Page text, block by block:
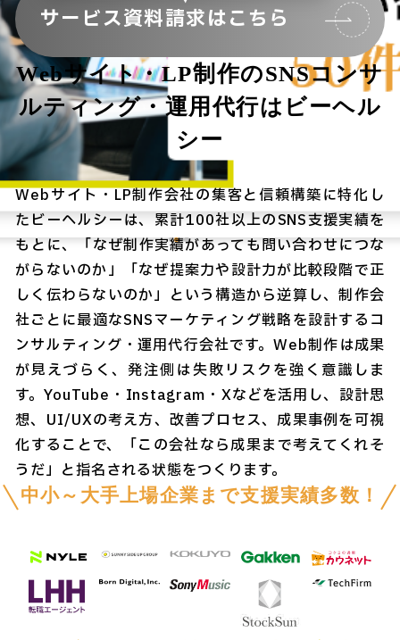
サービス資料請求はこちら
Webサイト・LP制作のSNSコンサ
ルティング・運用代行はビーヘル
シー
Webサイト・LP制作会社の集客と信頼構築に特化し
たビーヘルシーは、累計100社以上のSNS支援実績を
もとに、「なぜ制作実績があっても問い合わせにつな
がらないのか」「なぜ提案力や設計力が比較段階で正
しく伝わらないのか」という構造から逆算し、制作会
社ごとに最適なSNSマーケティング戦略を設計するコ
ンサルティング・運用代行会社です。Web制作は成果
が見えづらく、発注側は失敗リスクを強く意識しま
す。YouTube・Instagram・Xなどを活用し、設計思
想、UI/UXの考え方、改善プロセス、成果事例を可視
化することで、「この会社なら成果まで考えてくれそ
うだ」と指名される状態をつくります。
中小～大手上場企業まで支援実績多数！